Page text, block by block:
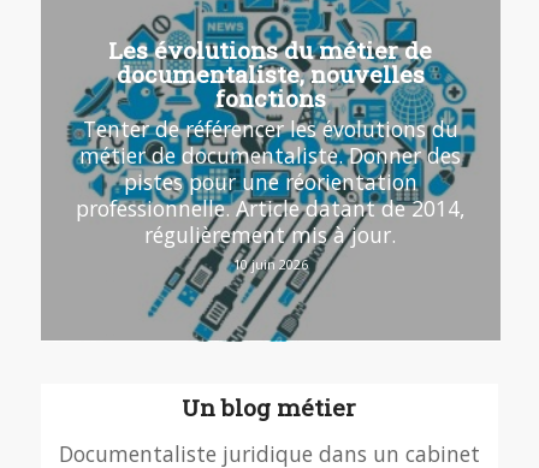
Les évolutions du métier de
documentaliste, nouvelles
fonctions
Tenter de référencer les évolutions du
métier de documentaliste. Donner des
pistes pour une réorientation
professionnelle. Article datant de 2014,
régulièrement mis à jour.
10 juin 2026
Un blog métier
Documentaliste juridique dans un cabinet